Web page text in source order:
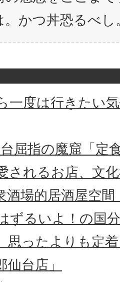
かつ丼恐るべし
一度は行きたい
台屈指の魔窟「定
されるお店、文
酒場的居酒屋空
ずるいよ！の国
思ったよりも定
仙台店」